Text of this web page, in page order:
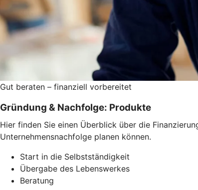
Gut beraten – finanziell vorbereitet
Gründung & Nachfolge: Produkte
Hier finden Sie einen Überblick über die
Unternehmensnachfolge planen können.
Start in die Selbstständigkeit
Übergabe des Lebenswerkes
Beratung